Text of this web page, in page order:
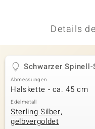
Classics
Details
Schwarzer
Abmessungen
Halskette - ca. 45 cm
Edelmetall
Sterling Silber,
gelbvergoldet